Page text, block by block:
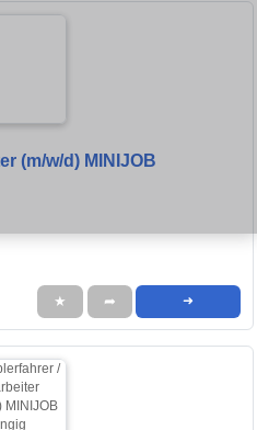
(m/w/d) MINIJOB
★ ➦ ➜